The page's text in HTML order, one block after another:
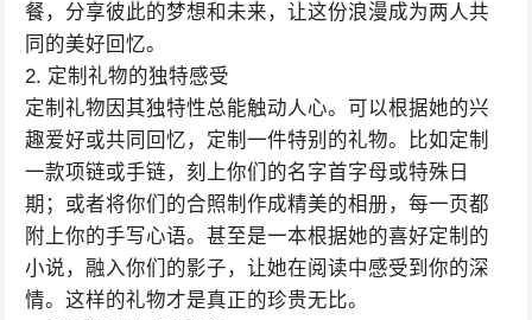
餐，分享彼此的梦想和未来，让这份浪漫成为两人共
同的美好回忆。
2. 定制礼物的独特感受
定制礼物因其独特性总能触动人心。可以根据她的兴
趣爱好或共同回忆，定制一件特别的礼物。比如定制
一款项链或手链，刻上你们的名字首字母或特殊日
期；或者将你们的合照制作成精美的相册，每一页都
附上你的手写心语。甚至是一本根据她的喜好定制的
小说，融入你们的影子，让她在阅读中感受到你的深
情。这样的礼物才是真正的珍贵无比。